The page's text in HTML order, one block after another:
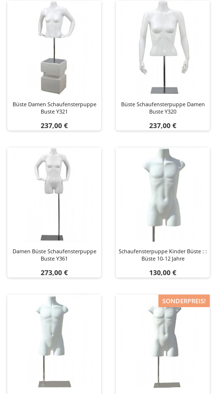
Büste Damen Schaufensterpuppe
Buste Y321
Preis
237,00 €
Büste Schaufensterpuppe Damen
Buste Y320
Preis
237,00 €
Damen Büste Schaufensterpuppe
Buste Y361
Preis
273,00 €
Schaufensterpuppe Kinder Büste : :
Büste 10-12 Jahre
Preis
130,00 €
SONDERPREIS!